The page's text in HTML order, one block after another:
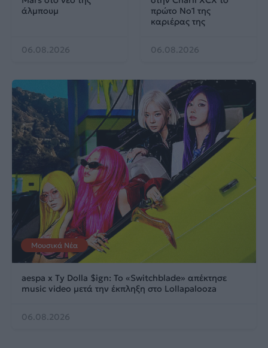
άλμπουμ
06.08.2026
πρώτο No1 της
καριέρας της
06.08.2026
Μουσικά Νέα
aespa x Ty Dolla $ign: Το «Switchblade» απέκτησε
music video μετά την έκπληξη στο Lollapalooza
06.08.2026